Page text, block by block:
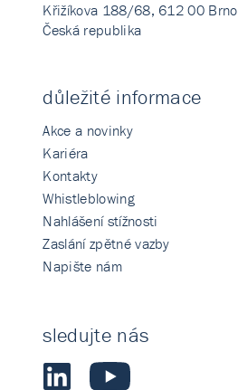
Křižíkova 188/68, 612 00 Brno
Česká republika
důležité informace
Akce a novinky
Kariéra
Kontakty
Whistleblowing
Nahlášení stížnosti
Zaslání zpětné vazby
Napište nám
sledujte nás